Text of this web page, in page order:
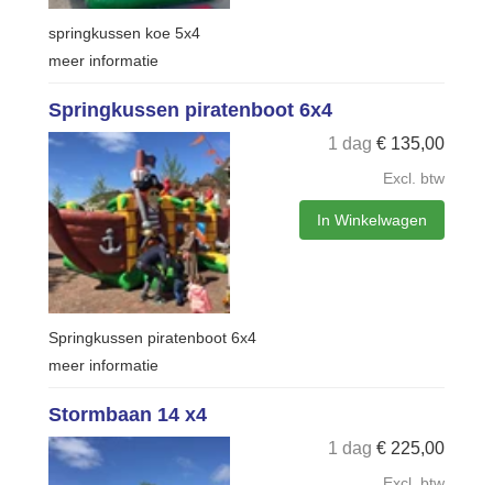
springkussen koe 5x4
meer informatie
Springkussen piratenboot 6x4
1 dag € 135,00
Excl. btw
In Winkelwagen
Springkussen piratenboot 6x4
meer informatie
Stormbaan 14 x4
1 dag € 225,00